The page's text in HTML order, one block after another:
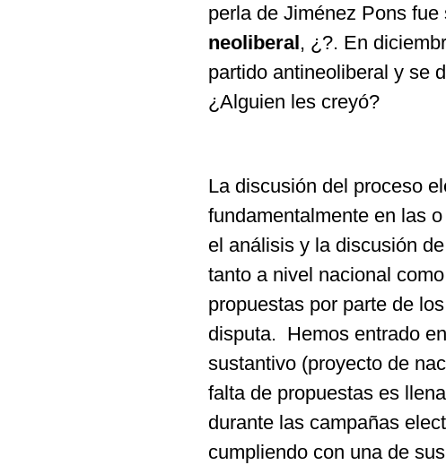
perla de Jiménez Pons
neoliberal, ¿?. En
partido antineoliberal y se
¿Alguien les creyó?
La discusión del proceso
fundamentalmente en las
el análisis y la discusión
tanto a nivel nacional
propuestas por parte de
disputa. Hemos entrado
sustantivo (proyecto de
falta de propuestas es
durante las campañas
cumpliendo con una de